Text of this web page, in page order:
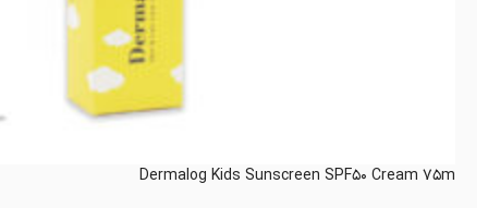
Dermalog Kids Sunscreen SPF50 Cream 75m